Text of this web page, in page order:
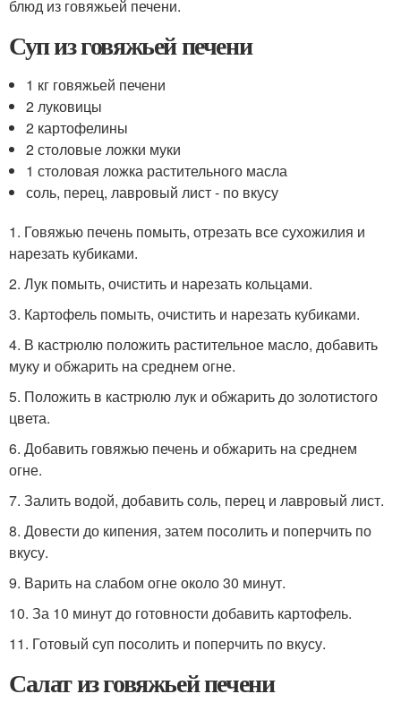
блюд из говяжьей печени.
Суп из говяжьей печени
1 кг говяжьей печени
2 луковицы
2 картофелины
2 столовые ложки муки
1 столовая ложка растительного масла
соль, перец, лавровый лист - по вкусу
1. Говяжью печень помыть, отрезать все сухожилия и
нарезать кубиками.
2. Лук помыть, очистить и нарезать кольцами.
3. Картофель помыть, очистить и нарезать кубиками.
4. В кастрюлю положить растительное масло, добавить
муку и обжарить на среднем огне.
5. Положить в кастрюлю лук и обжарить до золотистого
цвета.
6. Добавить говяжью печень и обжарить на среднем
огне.
7. Залить водой, добавить соль, перец и лавровый лист.
8. Довести до кипения, затем посолить и поперчить по
вкусу.
9. Варить на слабом огне около 30 минут.
10. За 10 минут до готовности добавить картофель.
11. Готовый суп посолить и поперчить по вкусу.
Салат из говяжьей печени